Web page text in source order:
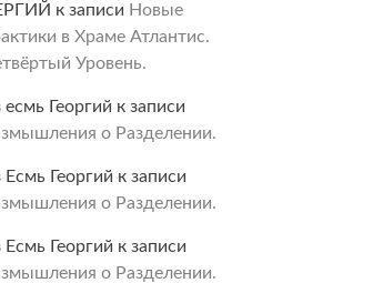
к записи Новые
в Храме Атлантис.
Уровень.
есмь Георгий к записи
о Разделении.
Есмь Георгий к записи
о Разделении.
Есмь Георгий к записи
о Разделении.